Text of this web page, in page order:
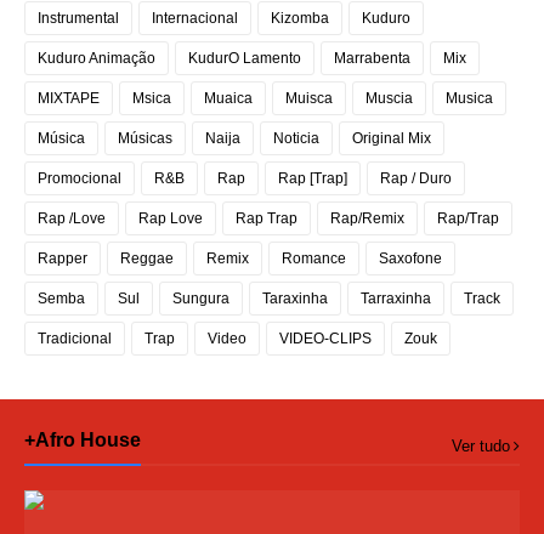
Instrumental Internacional Kizomba Kuduro
Kuduro Animação KudurO Lamento Marrabenta Mix
MIXTAPE Msica Muaica Muisca Muscia Musica
Música Músicas Naija Noticia Original Mix
Promocional R&B Rap Rap [Trap] Rap / Duro
Rap /Love Rap Love Rap Trap Rap/Remix Rap/Trap
Rapper Reggae Remix Romance Saxofone
Semba Sul Sungura Taraxinha Tarraxinha Track
Tradicional Trap Video VIDEO-CLIPS Zouk
+Afro House Ver tudo